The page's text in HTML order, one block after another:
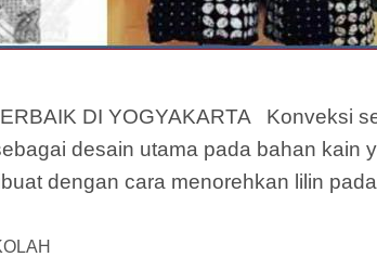
DI YOGYAKARTA Konveksi
desain utama pada bahan
dengan cara menorehkan lilin